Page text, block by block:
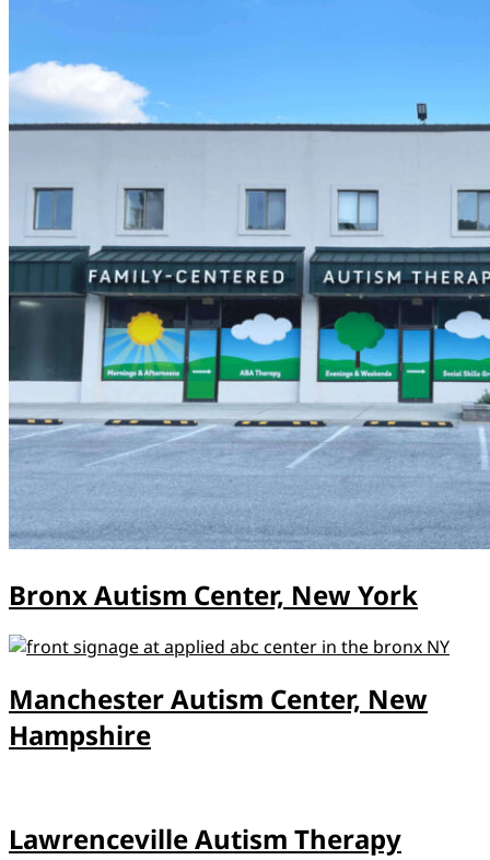
Bronx Autism Center, New York
Manchester Autism Center, New
Hampshire
Lawrenceville Autism Therapy